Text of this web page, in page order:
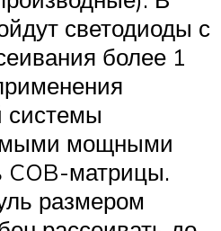
светодиоды с
более 1
системы
мощными
COB-матрицы.
размером